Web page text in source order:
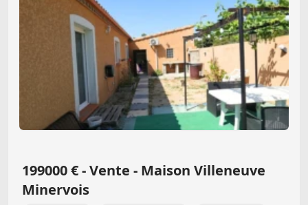
199000 € - Vente - Maison Villeneuve
Minervois